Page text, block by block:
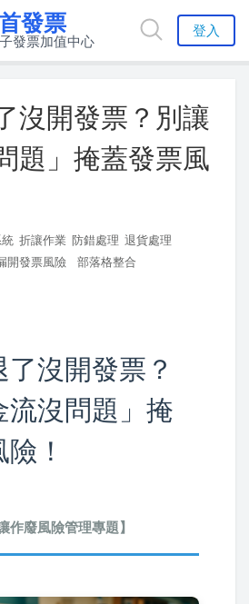
發票
發票加值中心
登入
沒開發票？別讓
題」掩蓋發票風
折讓作業 防錯處理 退貨處理
開發票風險 部落格整合
沒開發票？
流沒問題」掩
！
作廢風險管理專題】